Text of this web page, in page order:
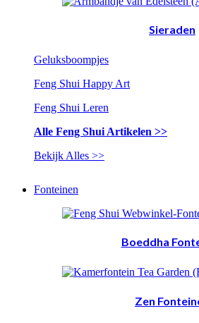
Sieraden
Geluksboompjes
Feng Shui Happy Art
Feng Shui Leren
Alle Feng Shui Artikelen >>
Bekijk Alles >>
Fonteinen
Boeddha
Zen